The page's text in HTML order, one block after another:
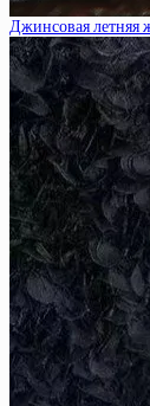
Джинсовая летняя